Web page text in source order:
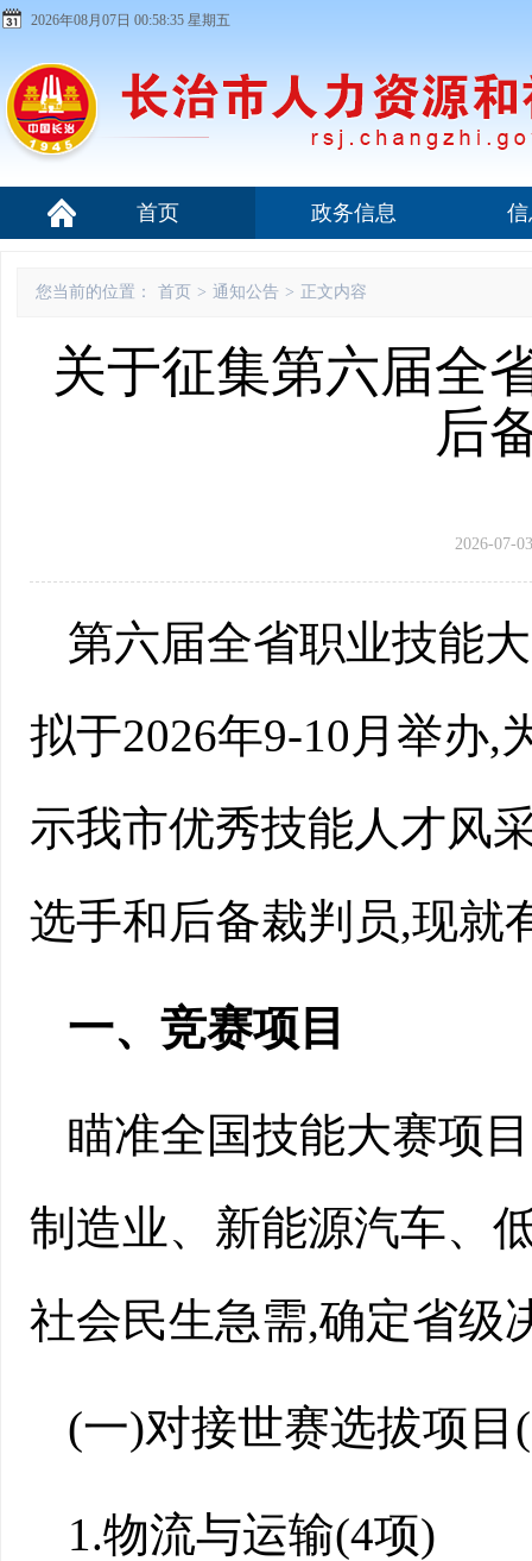
2026年08月07日 00:58:36 星期五
首页 政务信息
您当前的位置： 首页 > 通知公告 > 正文内容
关于征集第六届全
后
2026-07-
第六届全省职业技能
拟于2026年9-10月举办,
示我市优秀技能人才风
选手和后备裁判员,现就
一、竞赛项目
瞄准全国技能大赛项
制造业、新能源汽车、
社会民生急需,确定省级
(一)对接世赛选拔项目 (
1.物流与运输(4项)